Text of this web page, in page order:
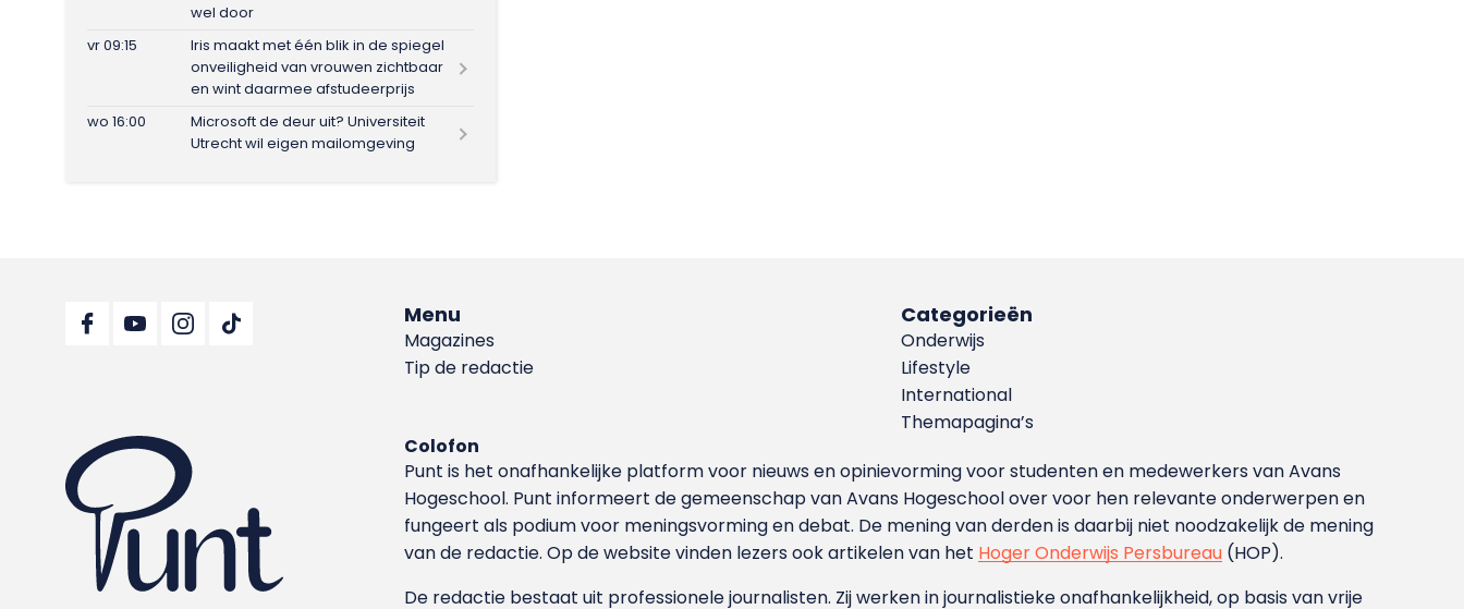
wel door
vr 09:15
Iris maakt met één blik in de spiegel
onveiligheid van vrouwen zichtbaar
en wint daarmee afstudeerprijs
wo 16:00
Microsoft de deur uit? Universiteit
Utrecht wil eigen mailomgeving
Menu
Magazines
Tip de redactie
Categorieën
Onderwijs
Lifestyle
International
Themapagina’s
Colofon
Punt is het onafhankelijke platform voor nieuws en opinievorming voor studenten en medewerkers van Avans
Hoge­school. Punt informeert de gemeenschap van Avans Hogeschool over voor hen relevante onderwerpen en
fungeert als podium voor meningsvorming en debat. De mening van derden is daarbij niet noodzakelijk de mening
van de redactie. Op de website vinden lezers ook artikelen van het Hoger Onderwijs Persbureau (HOP).
De redactie bestaat uit professionele journalisten. Zij werken in journalistieke onafhankelijkheid, op basis van vrije